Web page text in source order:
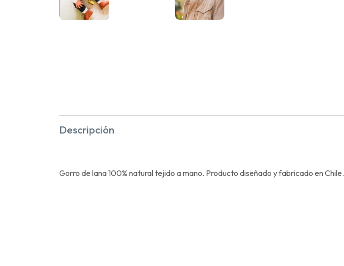
Descripción
Gorro de lana 100% natural tejido a mano. Producto diseñado y fabricado en Chile.